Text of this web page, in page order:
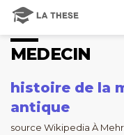
MEDECIN
histoire de la
antique
source Wikipedia À